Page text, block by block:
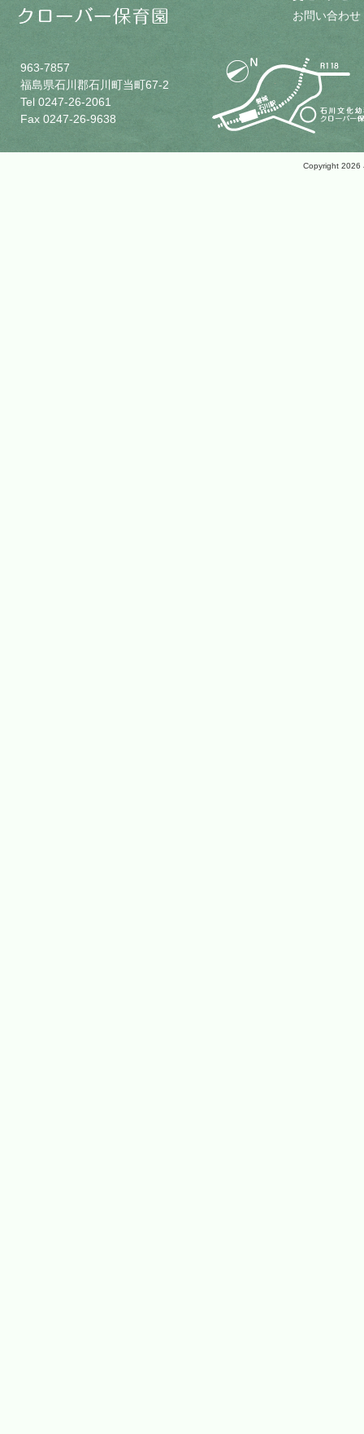
963-7857
福島県石川郡石川町当町67-2
Tel 0247-26-2061
Fax 0247-26-9638
お問い合わせ
Copyright 2026